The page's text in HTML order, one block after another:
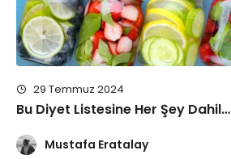
29 Temmuz 2024
Bu Diyet Listesine Her Şey Dahil…
Mustafa Eratalay